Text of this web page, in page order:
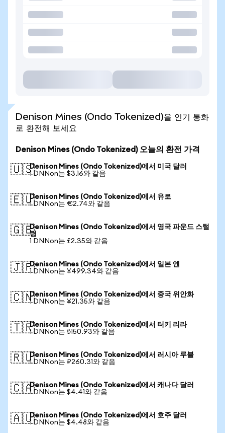
Denison Mines (Ondo Tokenized)을 인기 통화
로 환전해 보세요
Denison Mines (Ondo Tokenized) 오늘의 환전 가격
🇺🇸Denison Mines (Ondo Tokenized)에서 미국 달러
1 DNNon는 $3.16와 같음
🇪🇺Denison Mines (Ondo Tokenized)에서 유로
1 DNNon는 €2.74와 같음
🇬🇧Denison Mines (Ondo Tokenized)에서 영국 파운드 스털
링
1 DNNon는 £2.35와 같음
🇯🇵Denison Mines (Ondo Tokenized)에서 일본 엔
1 DNNon는 ¥499.34와 같음
🇨🇳Denison Mines (Ondo Tokenized)에서 중국 위안화
1 DNNon는 ¥21.35와 같음
🇹🇷Denison Mines (Ondo Tokenized)에서 터키 리라
1 DNNon는 ₺150.93와 같음
🇷🇺Denison Mines (Ondo Tokenized)에서 러시아 루블
1 DNNon는 ₽260.31와 같음
🇨🇦Denison Mines (Ondo Tokenized)에서 캐나다 달러
1 DNNon는 $4.41와 같음
🇦🇺Denison Mines (Ondo Tokenized)에서 호주 달러
1 DNNon는 $4.48와 같음